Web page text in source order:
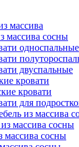
массива
массива сосны
односпальные
двуспальные
кровати
кровати
для
из массива
массива сосны
массива сосны